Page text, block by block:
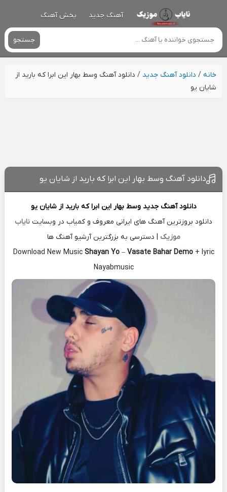
آهنگ جدید پخش آهنگ
جستجو
خانه/ دانلود آهنگ جدید / دانلود آهنگ وسط بهار این ابرا که بارید از
شایان یو
دانلود آهنگ وسط بهار این ابرا که بارید از شایان یو
دانلود آهنگ جدید وسط بهار این ابرا که بارید ازشایان یو
دانلود بروزترین آهنگ های ایرانی معروف و کمیاب در وبسایت نایاب
موزیک | دسترسی به بزرگترین آرشیو آهنگ ها
Download New Music Shayan Yo– Vasate Bahar Demo+ lyric
Nayabmusic